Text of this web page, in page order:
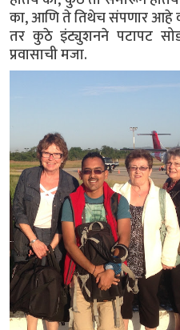
का, आणि ते तिथेच संपणार आहे
तर कुठे इंट्युशनने पटापट
प्रवासाची मजा.